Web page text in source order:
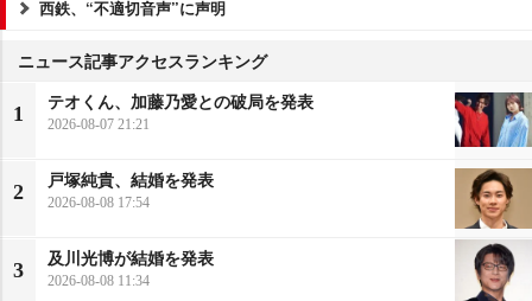
西鉄、“不適切音声”に声明
ニュース記事アクセスランキング
1
テオくん、加藤乃愛との破局を発表
2026-08-07 21:21
2
戸塚純貴、結婚を発表
2026-08-08 17:54
3
及川光博が結婚を発表
2026-08-08 11:34